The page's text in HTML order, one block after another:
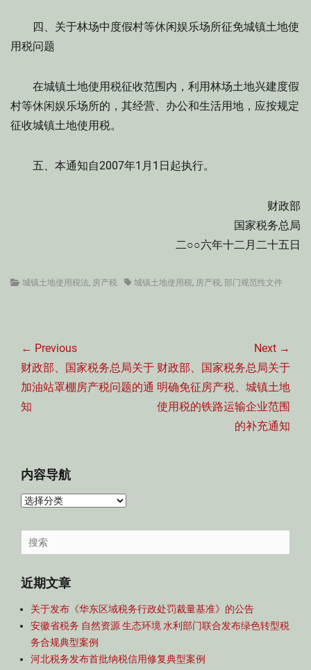
四、关于林场中度假村等休闲娱乐场所征免城镇土地使
用税问题
在城镇土地使用税征收范围内，利用林场土地兴建度假
村等休闲娱乐场所的，其经营、办公和生活用地，应按规定
征收城镇土地使用税。
五、本通知自2007年1月1日起执行。
财政部
国家税务总局
二○○六年十二月二十五日
Categories
城镇土地使用税法, 房产税 Tags城镇土地使用税, 房产税, 部门规范性文件
章
导
航
← Previous
Previous
post:
财政部、国家税务总局关于
加油站罩棚房产税问题的通
知
Next →
Next
post:
财政部、国家税务总局关于
明确免征房产税、城镇土地
使用税的铁路运输企业范围
的补充通知
内容导航
内
导
航
Search
for:
近期文章
关于发布《华东区域税务行政处罚裁量基准》的公告
安徽省税务 自然资源 生态环境 水利部门联合发布绿色转型税
务合规典型案例
河北税务发布首批纳税信用修复典型案例